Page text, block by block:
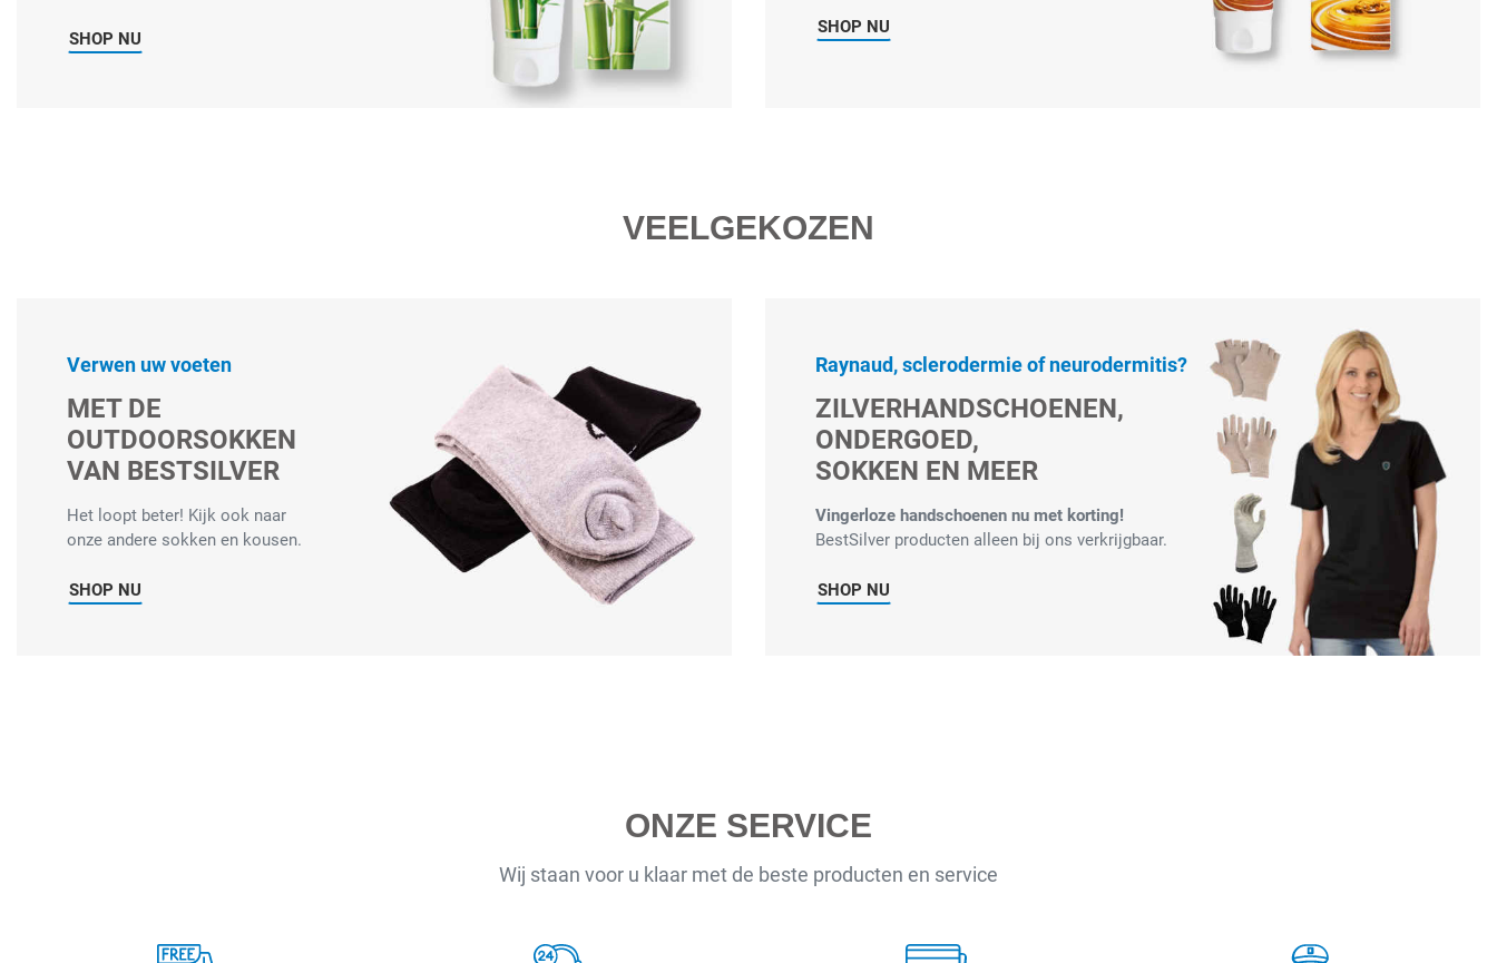
SHOP NU
SHOP NU
VEELGEKOZEN
Verwen uw voeten
MET DE
OUTDOORSOKKEN
VAN BESTSILVER
Het loopt beter! Kijk ook naar
onze andere sokken en kousen.
SHOP NU
Raynaud, sclerodermie of neurodermitis?
ZILVERHANDSCHOENEN,
ONDERGOED,
SOKKEN EN MEER
Vingerloze handschoenen nu met korting!
BestSilver producten alleen bij ons verkrijgbaar.
SHOP NU
ONZE SERVICE
Wij staan voor u klaar met de beste producten en service